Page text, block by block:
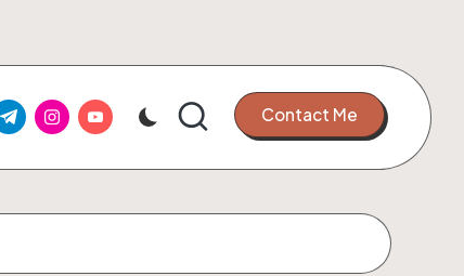
instagram.com
youtube.com Contact Me